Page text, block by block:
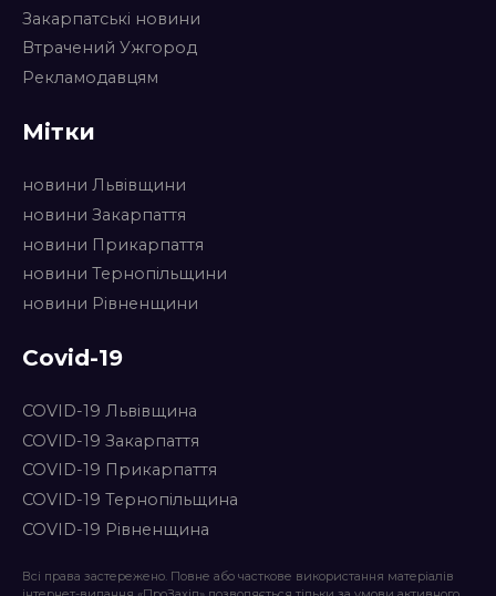
Закарпатські новини
Втрачений Ужгород
Рекламодавцям
Мітки
новини Львівщини
новини Закарпаття
новини Прикарпаття
новини Тернопільщини
новини Рівненщини
Covid-19
COVID-19 Львівщина
COVID-19 Закарпаття
COVID-19 Прикарпаття
COVID-19 Тернопільщина
COVID-19 Рівненщина
Всі права застережено. Повне або часткове використання матеріалів